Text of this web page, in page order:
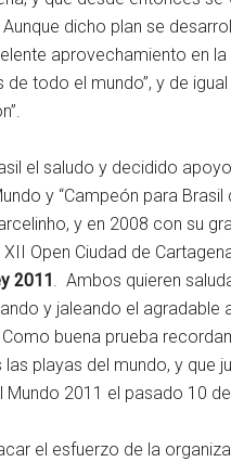
dicho plan se
aprovechamiento en
de todo el mundo”, y de
el saludo y decidido
y “Campeón para
y en 2008 con su
Open Ciudad de
2011. Ambos quieren
y jaleando el
buena prueba
playas del mundo, y que
Mundo 2011 el pasado 10
el esfuerzo de la